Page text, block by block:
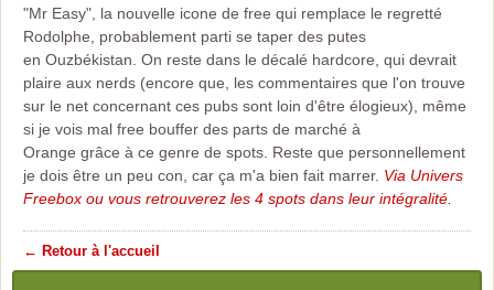
"Mr Easy", la nouvelle icone de free qui remplace le regretté
Rodolphe, probablement parti se taper des putes
en Ouzbékistan. On reste dans le décalé hardcore, qui devrait
plaire aux nerds (encore que, les commentaires que l'on trouve
sur le net concernant ces pubs sont loin d'être élogieux), même
si je vois mal free bouffer des parts de marché à
Orange grâce à ce genre de spots. Reste que personnellement
je dois être un peu con, car ça m'a bien fait marrer. Via Univers
Freebox ou vous retrouverez les 4 spots dans leur intégralité.
← Retour à l'accueil